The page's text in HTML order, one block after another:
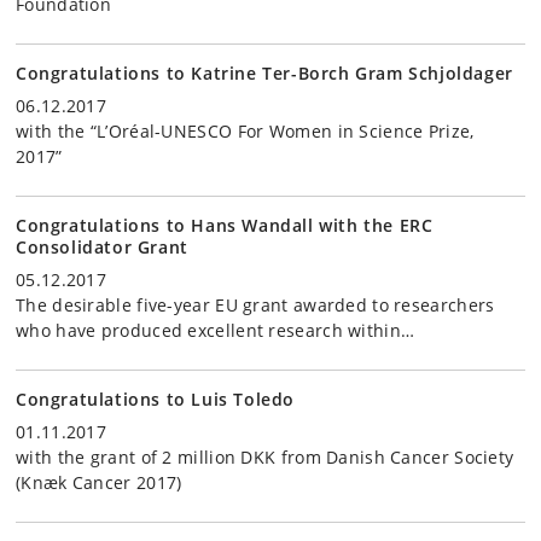
Congratulations to Katrine Ter-Borch Gram Schjoldager
06.12.2017
with the “L’Oréal-UNESCO For Women in Science Prize,
2017”
Congratulations to Hans Wandall with the ERC
Consolidator Grant
05.12.2017
The desirable five-year EU grant awarded to researchers
who have produced excellent research within…
Congratulations to Luis Toledo
01.11.2017
with the grant of 2 million DKK from Danish Cancer Society
(Knæk Cancer 2017)